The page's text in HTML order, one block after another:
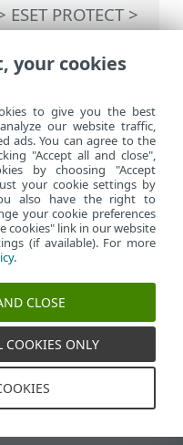
ESET PROTECT>
>ESET
>
Administrar cookies
Política de cookies
your cookies
to give you the best
our website traffic,
ads. You can agree to the
"Accept all and close",
by choosing "Accept
your cookie settings by
also have the right to
your cookie preferences
cookies" link in our website
(if available). For more
.
CLOSE
COOKIES ONLY